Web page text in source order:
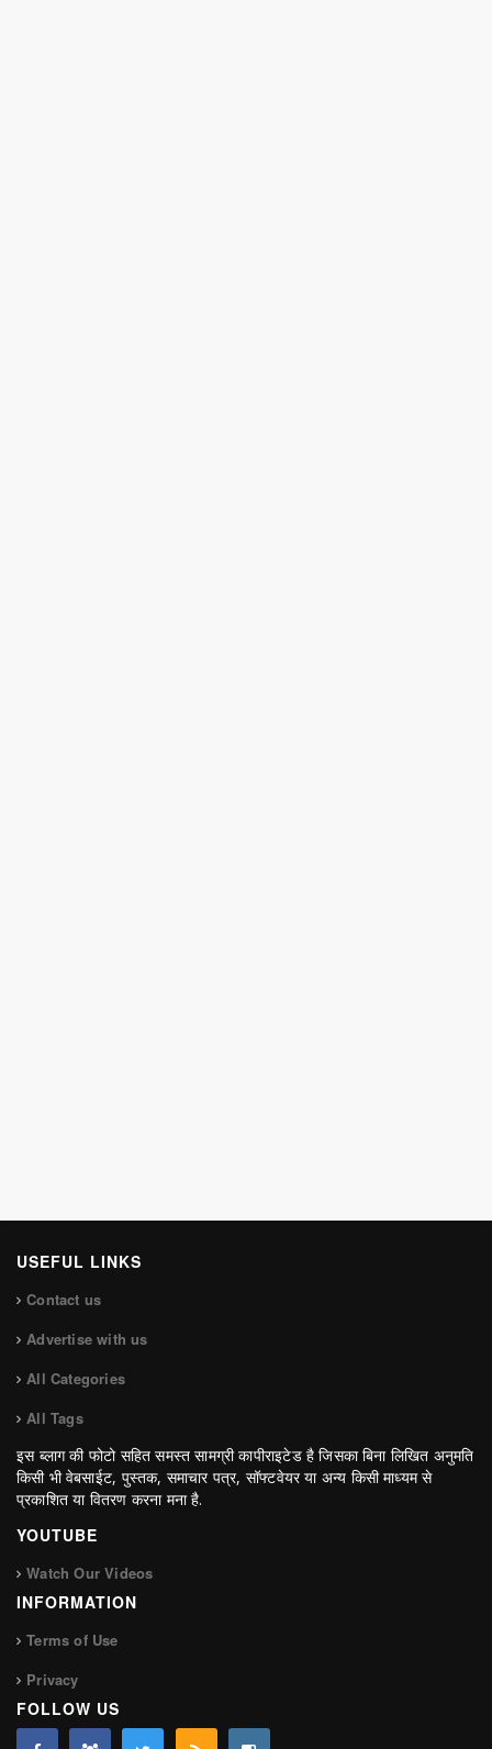
USEFUL LINKS
Contact us
Advertise with us
All Categories
All Tags
इस ब्लाग की फोटो सहित समस्त सामग्री कापीराइटेड है जिसका बिना लिखित अनुमति
किसी भी वेबसाईट, पुस्तक, समाचार पत्र, सॉफ्टवेयर या अन्य किसी माध्यम से
प्रकाशित या वितरण करना मना है.
YOUTUBE
Watch Our Videos
INFORMATION
Terms of Use
Privacy
FOLLOW US